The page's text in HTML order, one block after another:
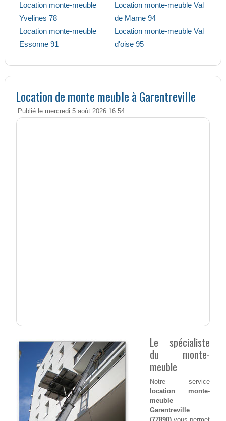
Location monte-meuble
Yvelines 78
Location monte-meuble
Essonne 91
Location monte-meuble Val
de Marne 94
Location monte-meuble Val
d'oise 95
Location de monte meuble à Garentreville
Publié le mercredi 5 août 2026 16:54
Le spécialiste
du monte-
meuble
Notre service
location monte-
meuble
Garentreville